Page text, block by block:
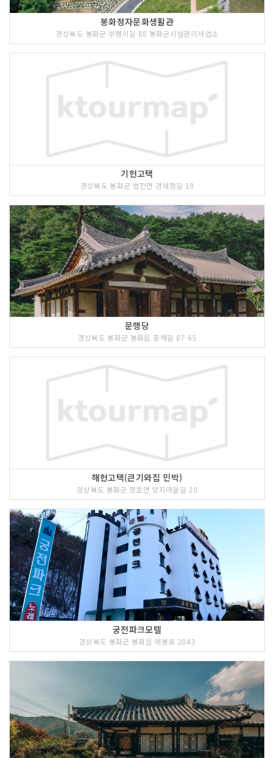
봉화정자문화생활관
경상북도 봉화군 부랭이길 88 봉화군시설관리사업소
기헌고택
경상북도 봉화군 법전면 경체정길 18
문행당
경상북도 봉화군 봉화읍 충재길 87-65
해헌고택(큰기와집 민박)
경상북도 봉화군 명호면 양지마을길 20
궁전파크모텔
경상북도 봉화군 봉화읍 예봉로 2043